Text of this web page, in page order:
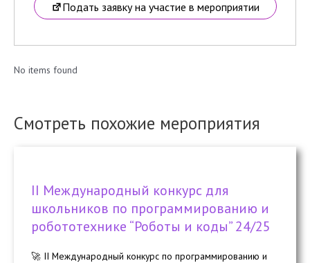
Подать заявку на участие в мероприятии
No items found
Смотреть похожие мероприятия
II Международный конкурс для
школьников по программированию и
робототехнике “Роботы и коды” 24/25
🚀 II Международный конкурс по программированию и